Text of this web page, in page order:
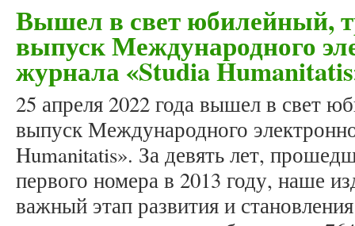
Вышел в свет юбилейный,
выпуск Международного
журнала «Studia
25 апреля 2022 года вышел в свет
выпуск Международного
Humanitatis». За девять лет,
первого номера в 2013 году, наше
важный этап развития и